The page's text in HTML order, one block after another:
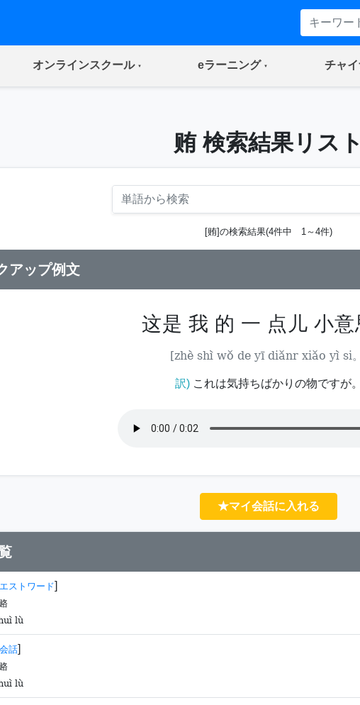
オンラインスクール(current) eラーニング(current) チャ
贿 検索結果リスト
[贿]の検索結果(4件中 1～4件)
アップ例文
这是 我 的 一 点儿 小意
[zhè shì wǒ de yī diǎnr xiǎo yì si
訳)これは気持ちばかりの物ですが。
★マイ会話に入れる
ストワード]
lù
話]
lù